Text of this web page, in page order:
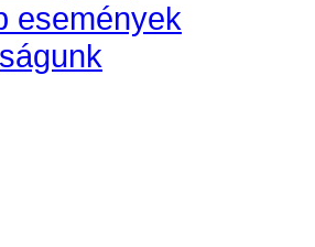
események